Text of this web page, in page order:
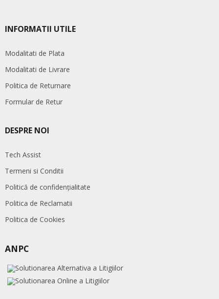
INFORMATII UTILE
Modalitati de Plata
Modalitati de Livrare
Politica de Returnare
Formular de Retur
DESPRE NOI
Tech Assist
Termeni si Conditii
Politică de confidențialitate
Politica de Reclamatii
Politica de Cookies
ANPC